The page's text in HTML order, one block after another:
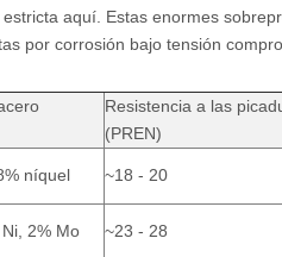
aquí. Estas enormes
por corrosión bajo tensión
Resistencia a las
(PREN)
níquel ~18 - 20
2% Mo ~23 - 28